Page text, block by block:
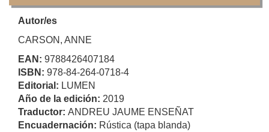
Autor/es
CARSON, ANNE
EAN: 9788426407184
ISBN: 978-84-264-0718-4
Editorial: LUMEN
Año de la edición: 2019
Traductor: ANDREU JAUME ENSEÑAT
Encuadernación: Rústica (tapa blanda)